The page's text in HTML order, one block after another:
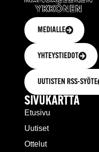
MEDIALLE
YHTEYSTIEDOT
UUTISTEN RSS-SYÖTE
SIVUKARTTA
Etusivu
Uutiset
Ottelut